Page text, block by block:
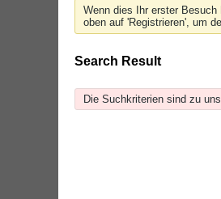
Wenn dies Ihr erster
oben auf 'Registrieren', um
Search Result
Die Suchkriterien sind zu